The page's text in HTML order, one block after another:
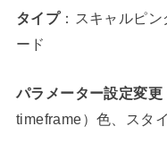
タイプ：スキャルピン
ード
パラメーター設定変更
timeframe）色、スタ